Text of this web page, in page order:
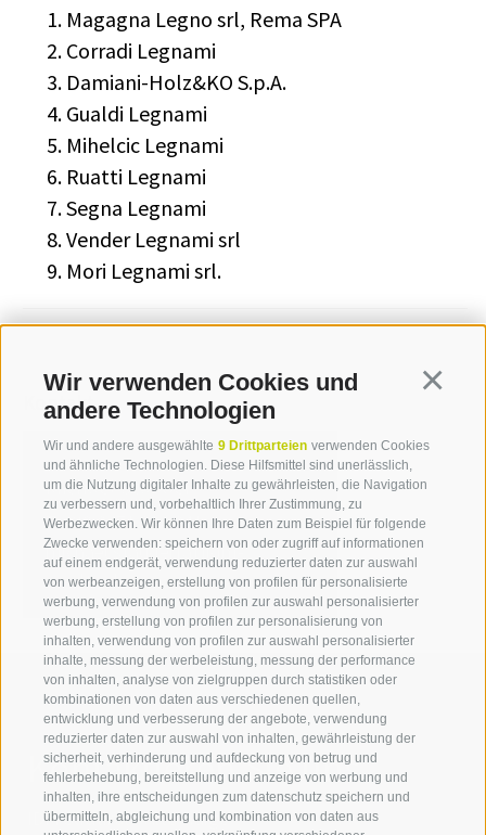
Wir verwenden Cookies und
andere Technologien
Wir und andere ausgewählte 9 Drittparteien verwenden Cookies
und ähnliche Technologien. Diese Hilfsmittel sind unerlässlich,
um die Nutzung digitaler Inhalte zu gewährleisten, die Navigation
zu verbessern und, vorbehaltlich Ihrer Zustimmung, zu
Werbezwecken. Wir können Ihre Daten zum Beispiel für folgende
Zwecke verwenden: speichern von oder zugriff auf informationen
auf einem endgerät, verwendung reduzierter daten zur auswahl
von werbeanzeigen, erstellung von profilen für personalisierte
werbung, verwendung von profilen zur auswahl personalisierter
werbung, erstellung von profilen zur personalisierung von
inhalten, verwendung von profilen zur auswahl personalisierter
inhalte, messung der werbeleistung, messung der performance
von inhalten, analyse von zielgruppen durch statistiken oder
kombinationen von daten aus verschiedenen quellen,
entwicklung und verbesserung der angebote, verwendung
reduzierter daten zur auswahl von inhalten, gewährleistung der
sicherheit, verhinderung und aufdeckung von betrug und
fehlerbehebung, bereitstellung und anzeige von werbung und
inhalten, ihre entscheidungen zum datenschutz speichern und
übermitteln, abgleichung und kombination von daten aus
Magagna Legno srl, Rema SPA
Corradi Legnami
Damiani-Holz&KO S.p.A.
Gualdi Legnami
Mihelcic Legnami
Ruatti Legnami
Segna Legnami
Vender Legnami srl
Mori Legnami srl.
Kontakt
Michael Stauder
T +39 0471 094 241
michael.stauder[at]idm-
suedtirol.com
Kontaktieren Sie uns
IDM Südtirol - Alto Adige